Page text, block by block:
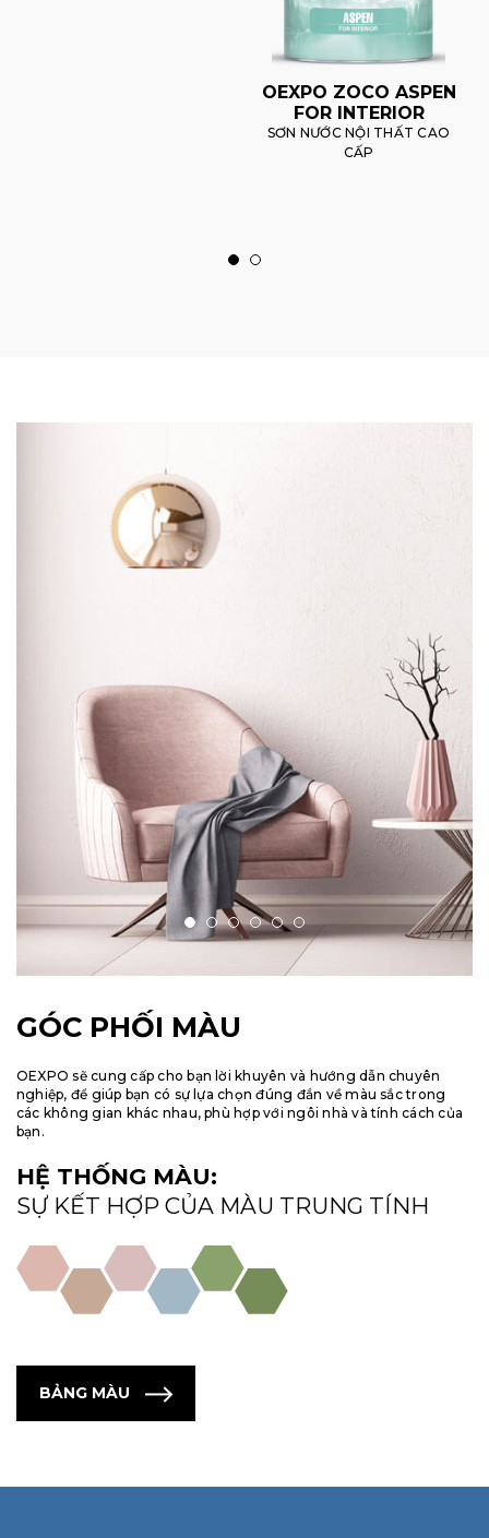
OEXPO ZOCO ASPEN
FOR INTERIOR
SƠN NƯỚC NỘI THẤT CAO
CẤP
GÓC PHỐI MÀU
OEXPO sẽ cung cấp cho bạn lời khuyên và hướng dẫn chuyên
nghiệp, để giúp bạn có sự lựa chọn đúng đắn về màu sắc trong
các không gian khác nhau, phù hợp với ngôi nhà và tính cách của
bạn.
HỆ THỐNG MÀU:
SỰ KẾT HỢP CỦA MÀU TRUNG TÍNH
BẢNG MÀU